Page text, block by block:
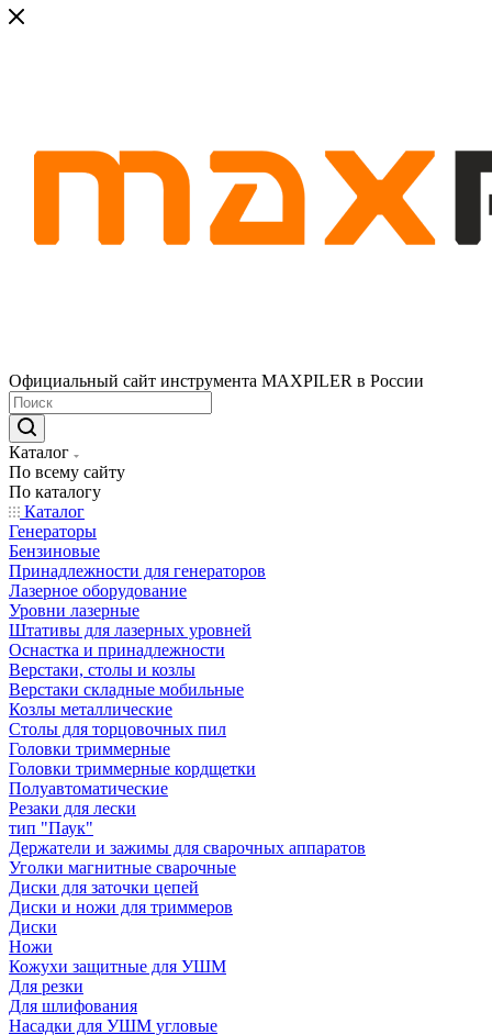
Официальный сайт инструмента MAXPILER в России
Каталог
По всему сайту
По каталогу
Каталог
Генераторы
Бензиновые
Принадлежности для генераторов
Лазерное оборудование
Уровни лазерные
Штативы для лазерных уровней
Оснастка и принадлежности
Верстаки, столы и козлы
Верстаки складные мобильные
Козлы металлические
Столы для торцовочных пил
Головки триммерные
Головки триммерные кордщетки
Полуавтоматические
Резаки для лески
тип "Паук"
Держатели и зажимы для сварочных аппаратов
Уголки магнитные сварочные
Диски для заточки цепей
Диски и ножи для триммеров
Диски
Ножи
Кожухи защитные для УШМ
Для резки
Для шлифования
Насадки для УШМ угловые